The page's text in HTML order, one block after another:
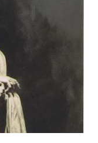
стена
в брани погибли
спаслися, 15 И
В черных судах
оное время совет
что с Идейских